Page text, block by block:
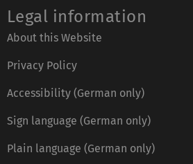
Legal information
About this Website
Privacy Policy
Accessibility (German only)
Sign language (German only)
Plain language (German only)